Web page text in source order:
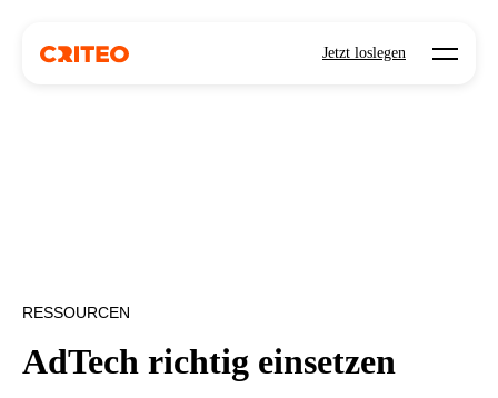
Jetzt loslegen Open
RESSOURCEN
AdTech richtig einsetzen